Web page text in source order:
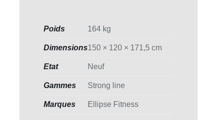
Poids 164 kg
Dimensions150 × 120 × 171,5 cm
Etat Neuf
Gammes Strong line
Marques Ellipse Fitness